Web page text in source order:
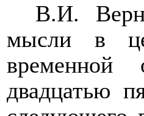
В.И.
мысли в
временной
двадцатью